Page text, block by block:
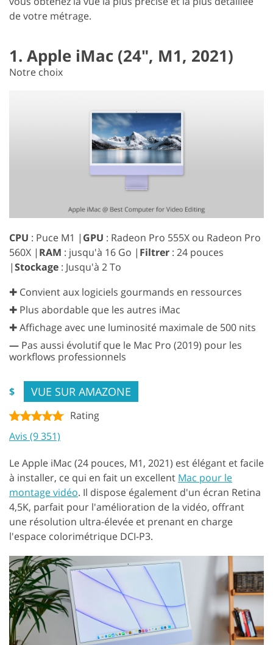
de votre métrage.
1. Apple iMac (24", M1, 2021)
Notre choix
CPU : Puce M1 | GPU : Radeon Pro 555X ou Radeon Pro
560X | RAM : jusqu'à 16 Go | Filtrer : 24 pouces
|Stockage : Jusqu'à 2 To
✚ Convient aux logiciels gourmands en ressources
✚ Plus abordable que les autres iMac
✚ Affichage avec une luminosité maximale de 500 nits
— Pas aussi évolutif que le Mac Pro (2019) pour les
workflows professionnels
$ VUE SUR AMAZONE
Rating
Avis (9 351)
Le Apple iMac (24 pouces, M1, 2021) est élégant et facile
à installer, ce qui en fait un excellent Mac pour le
montage vidéo. Il dispose également d'un écran Retina
4,5K, parfait pour l'amélioration de la vidéo, offrant
une résolution ultra-élevée et prenant en charge
l'espace colorimétrique DCI-P3.